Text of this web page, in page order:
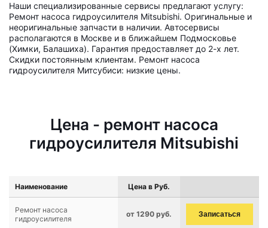
Наши специализированные сервисы предлагают услугу:
Ремонт насоса гидроусилителя Mitsubishi. Оригинальные и
неоригинальные запчасти в наличии. Автосервисы
располагаются в Москве и в ближайшем Подмосковье
(Химки, Балашиха). Гарантия предоставляет до 2-х лет.
Скидки постоянным клиентам. Ремонт насоса
гидроусилителя Митсубиси: низкие цены.
Цена - ремонт насоса
гидроусилителя Mitsubishi
Наименование Цена в Руб.
Ремонт насоса
гидроусилителя
от 1290 руб. Записаться